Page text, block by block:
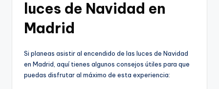
luces de Navidad en
Madrid
Si planeas asistir al encendido de las luces de Navidad
en Madrid, aquí tienes algunos consejos útiles para que
puedas disfrutar al máximo de esta experiencia: